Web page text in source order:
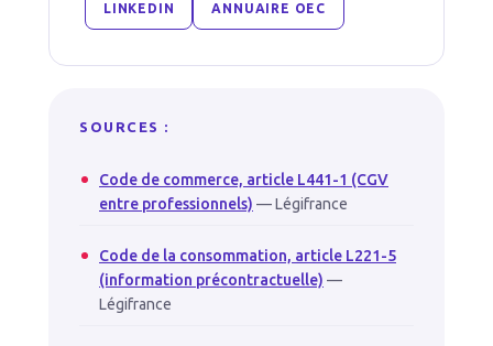
LINKEDIN ANNUAIRE OEC
SOURCES :
Code de commerce, article L441-1 (CGV
entre professionnels) — Légifrance
Code de la consommation, article L221-5
(information précontractuelle) —
Légifrance